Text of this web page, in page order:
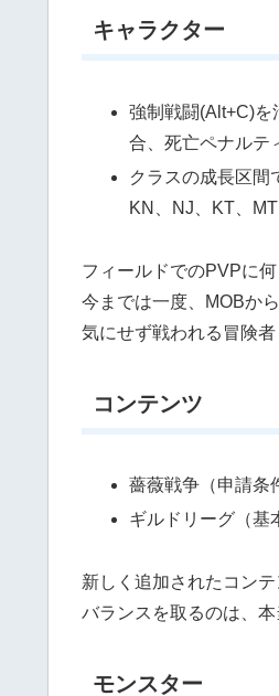
キャラクター
強制戦闘(Alt+C)を
合、死亡ペナルテ
クラスの成長区間
KN、NJ、KT、
フィールドでのPVPに
今までは一度、MOBか
気にせず戦われる冒険
コンテンツ
薔薇戦争（申請条
ギルドリーグ（基
新しく追加されたコン
バランスを取るのは、本
モンスター